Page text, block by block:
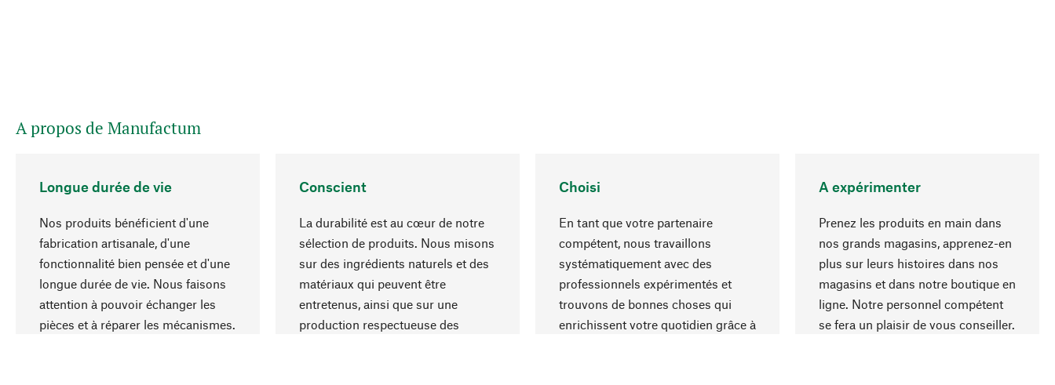
A propos de Manufactum
Longue durée de vie
Nos produits bénéficient d'une
fabrication artisanale, d'une
fonctionnalité bien pensée et d'une
longue durée de vie. Nous faisons
attention à pouvoir échanger les
pièces et à réparer les mécanismes.
Conscient
La durabilité est au cœur de notre
sélection de produits. Nous misons
sur des ingrédients naturels et des
matériaux qui peuvent être
entretenus, ainsi que sur une
production respectueuse des
Choisi
En tant que votre partenaire
compétent, nous travaillons
systématiquement avec des
professionnels expérimentés et
trouvons de bonnes choses qui
enrichissent votre quotidien grâce à
A expérimenter
Prenez les produits en main dans
nos grands magasins, apprenez-en
plus sur leurs histoires dans nos
magasins et dans notre boutique en
ligne. Notre personnel compétent
se fera un plaisir de vous conseiller.